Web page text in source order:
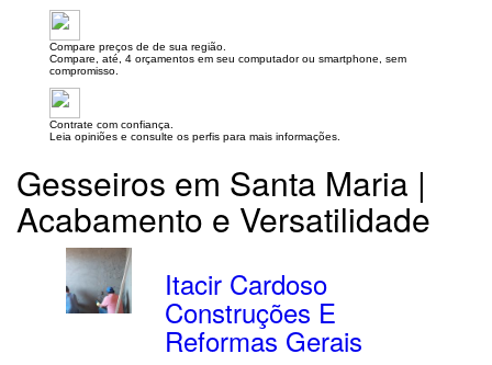
Compare preços de de sua região.
Compare, até, 4 orçamentos em seu computador ou smartphone, sem
compromisso.
Contrate com confiança.
Leia opiniões e consulte os perfis para mais informações.
Gesseiros em Santa Maria |
Acabamento e Versatilidade
Itacir Cardoso
Construções E
Reformas Gerais